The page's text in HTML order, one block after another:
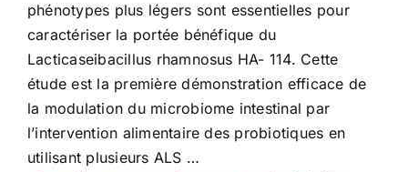
phénotypes plus légers sont essentielles pour
caractériser la portée bénéfique du
Lacticaseibacillus rhamnosus HA- 114. Cette
étude est la première démonstration efficace de
la modulation du microbiome intestinal par
l’intervention alimentaire des probiotiques en
utilisant plusieurs ALS …